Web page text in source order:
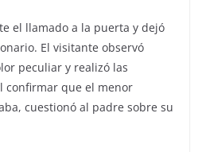
el llamado a la puerta y dejó
El visitante observó
peculiar y realizó las
confirmar que el menor
cuestionó al padre sobre su